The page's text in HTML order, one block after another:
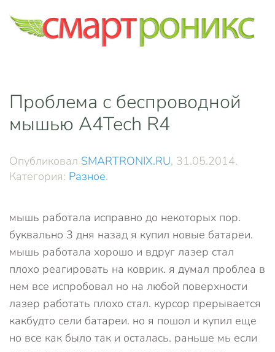
Skip to main content
Проблема с беспроводной
мышью A4Tech R4
Опубликовал SMARTRONIX.RU, 31.05.2014.
Категория: Разное.
мышь работала исправно до некоторых пор.
буквально 3 дня назад я купил новые батареи.
мышь работала хорошо и вдруг лазер стал
плохо реагировать на коврик. я думал проблеа в
нем все испробовал но на любой поверхности
лазер работать плохо стал. курсор прерывается
какбудто сели батареи. но я пошол и купил еще
но все как было так и осталась. раньше мь если